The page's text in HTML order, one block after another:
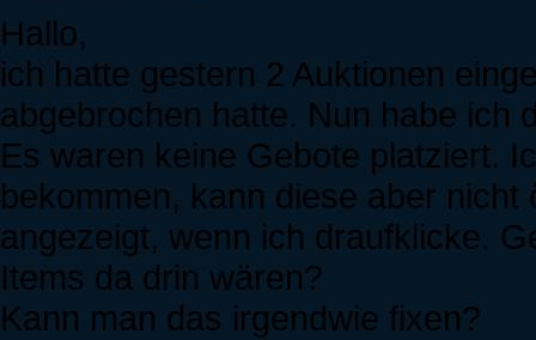
Hallo,
ich hatte gestern 2 Auktionen
abgebrochen hatte. Nun habe ich
Es waren keine Gebote platziert.
bekommen, kann diese aber
angezeigt, wenn ich draufklicke.
Items da drin wären?
Kann man das irgendwie fixen?